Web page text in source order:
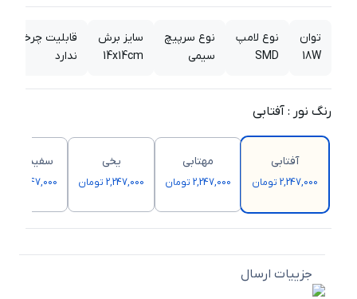
توان
18W
نوع لامپ
SMD
نوع سرپیچ
سیمی
سایز برش
14x14cm
قابلیت چرخش
ندارد
رنگ نور : آفتابی
آفتابی
2,247,000 تومان
مهتابی
2,247,000 تومان
یخی
2,247,000 تومان
سفید
2,247,000 تومان
جزییات ارسال